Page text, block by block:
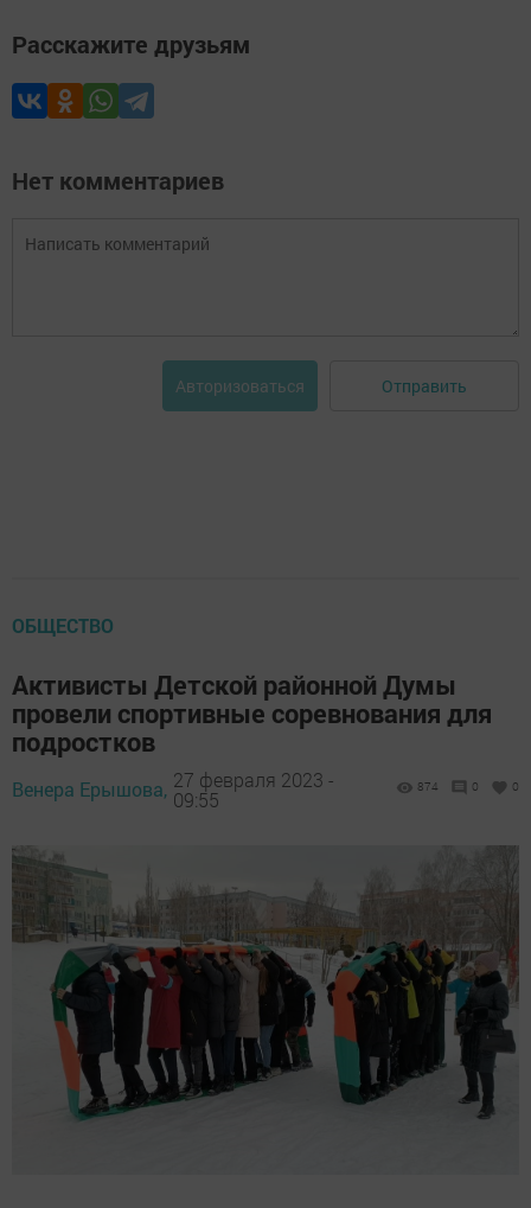
Расскажите друзьям
Нет комментариев
Авторизоваться Отправить
ОБЩЕСТВО
Активисты Детской районной Думы
провели спортивные соревнования для
подростков
Венера Ерышова, 27 февраля 2023 -
09:55
874 0 0